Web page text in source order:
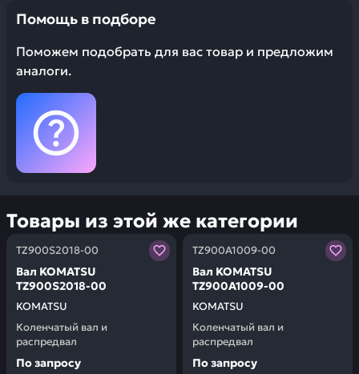
Помощь в подборе
Поможем подобрать для вас товар и предложим
аналоги.
Товары из этой же категории
TZ900S2018-00
KOMATSU
Вал KOMATSU
TZ900S2018-00
Коленчатый вал и
распредвал
Заказывая запчасти у нас, вы получаете гарантию
По запросу
TZ900A1009-00
KOMATSU
Вал KOMATSU
TZ900A1009-00
Коленчатый вал и
распредвал
Заказывая запчасти у
По запросу